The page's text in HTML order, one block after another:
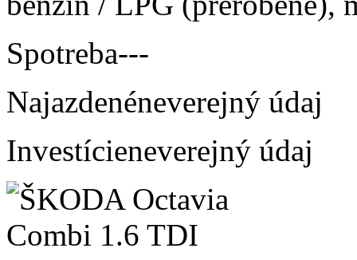
Spotreba---
Najazdenéneverejný údaj
Investícieneverejný údaj